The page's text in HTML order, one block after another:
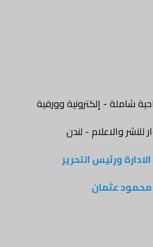
شاملة - إلكترونية وورقية
للنشر والاعلام - لندن
ورئيس التحرير
عثمان